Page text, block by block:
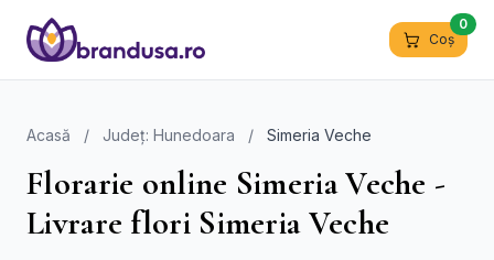
Coș
0
Acasă / Județ: Hunedoara / Simeria Veche
Florarie online Simeria Veche -
Livrare flori Simeria Veche